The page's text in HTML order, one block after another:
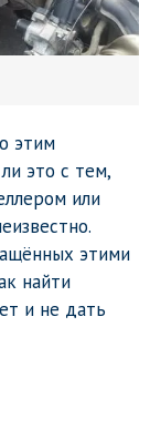
этим
это с тем,
или
этими
найти
и не дать